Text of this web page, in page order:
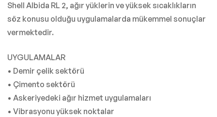
Shell Albida RL 2, ağır yüklerin ve yüksek sıcaklıkların
söz konusu olduğu uygulamalarda mükemmel sonuçlar
vermektedir.
UYGULAMALAR
• Demir çelik sektörü
• Çimento sektörü
• Askeriyedeki ağır hizmet uygulamaları
• Vibrasyonu yüksek noktalar